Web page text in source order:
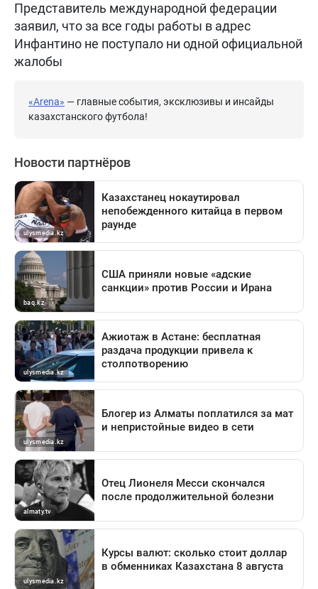
Представитель международной федерации
заявил, что за все годы работы в адрес
Инфантино не поступало ни одной официальной
жалобы
«Arena» — главные события, эксклюзивы и инсайды
казахстанского футбола!